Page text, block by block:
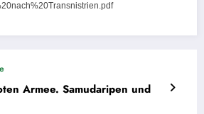
Armee. Samudaripen und